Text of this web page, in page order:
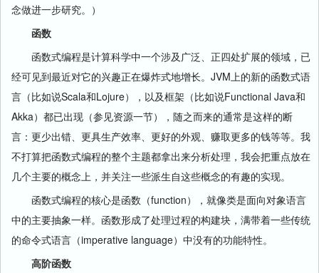
念做进一步研究。）
函数
函数式编程是计算科学中一个涉及广泛、正四处扩展的领域，已
经可见到最近对它的兴趣正在爆炸式地增长。JVM上的新的函数式语
言（比如说Scala和Lojure），以及框架（比如说Functional Java和
Akka）都已出现（参见资源一节），随之而来的通常是这样的断
言：更少出错、更具生产效率、更好的外观、赚取更多的钱等等。我
不打算把函数式编程的整个主题都拿出来分析处理，我会把重点放在
几个主要的概念上，并关注一些派生自这些概念的有趣的实现。
函数式编程的核心是函数（function），就像类是面向对象语言
中的主要抽象一样。函数形成了处理过程的构建块，满带着一些传统
的命令式语言（imperative language）中没有的功能特性。
高阶函数